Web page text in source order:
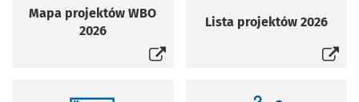
Mapa projektów WBO
2026
Lista projektów 2026